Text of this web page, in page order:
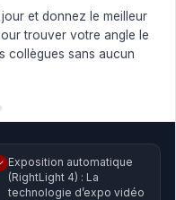
et donnez le meilleur
trouver votre angle le
collègues sans aucun
Exposition automatique
(RightLight 4) : La
technologie d’expo vidéo